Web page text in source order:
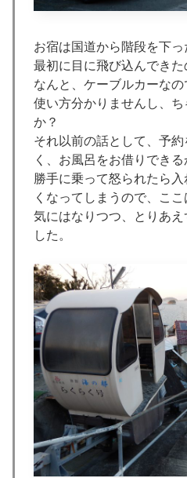
お宿は国道から階段を下っ
最初に目に飛び込んできた
なんと、ケーブルカーなの
使い方分かりませんし、
か？
それ以前の話として、予
く、お風呂をお借りできる
勝手に乗って怒られたら
くなってしまうので、ここ
気にはなりつつ、とりあ
した。